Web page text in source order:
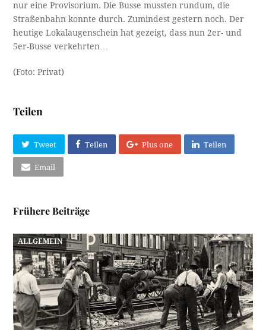
nur eine Provisorium. Die Busse mussten rundum, die
Straßenbahn konnte durch. Zumindest gestern noch. Der
heutige Lokalaugenschein hat gezeigt, dass nun 2er- und
5er-Busse verkehrten…
(Foto: Privat)
Teilen
Tweet Teilen Plus one Teilen
Email
Frühere Beiträge
ALLGEMEIN